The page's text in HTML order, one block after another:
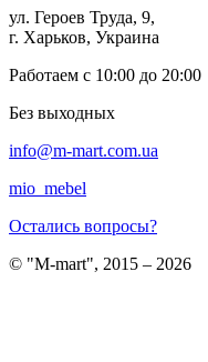
ул. Героев Труда, 9,
г. Харьков, Украина
Работаем с 10:00 до 20:00
Без выходных
info@m-mart.com.ua
mio_mebel
Остались вопросы?
© "M-mart", 2015 – 2026